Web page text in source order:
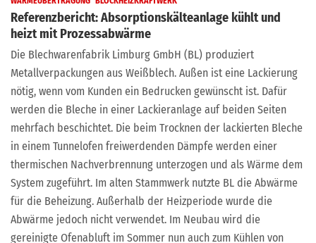
Referenzbericht: Absorptionskälteanlage kühlt und
heizt mit Prozessabwärme
Die Blechwarenfabrik Limburg GmbH (BL) produziert
Metallverpackungen aus Weißblech. Außen ist eine Lackierung
nötig, wenn vom Kunden ein Bedrucken gewünscht ist. Dafür
werden die Bleche in einer Lackieranlage auf beiden Seiten
mehrfach beschichtet. Die beim Trocknen der lackierten Bleche
in einem Tunnelofen freiwerdenden Dämpfe werden einer
thermischen Nachverbrennung unterzogen und als Wärme dem
System zugeführt. Im alten Stammwerk nutzte BL die Abwärme
für die Beheizung. Außerhalb der Heizperiode wurde die
Abwärme jedoch nicht verwendet. Im Neubau wird die
gereinigte Ofenabluft im Sommer nun auch zum Kühlen von